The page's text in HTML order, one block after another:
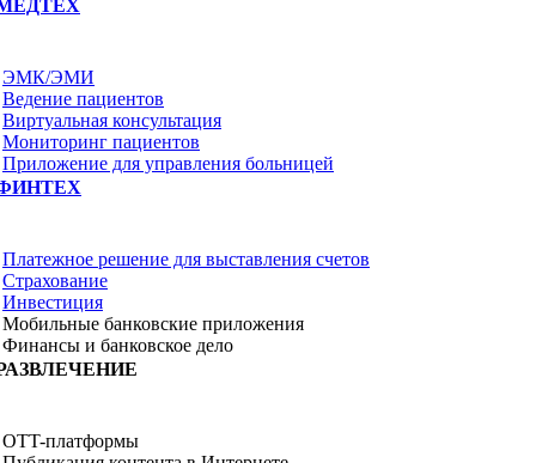
ЭМК/ЭМИ
Ведение пациентов
Виртуальная консультация
Мониторинг пациентов
Приложение для управления больницей
Платежное решение для выставления счетов
Страхование
Инвестиция
Мобильные банковские приложения
Финансы и банковское дело
OTT-платформы